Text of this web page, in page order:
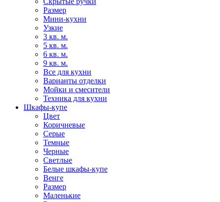
Размер
Мини-кухни
Узкие
3 кв. м.
5 кв. м.
6 кв. м.
9 кв. м.
Все для кухни
Варианты отделки
Мойки и смесители
Техника для кухни
Шкафы-купе
Цвет
Коричневые
Серые
Темные
Черные
Светлые
Белые шкафы-купе
Венге
Размер
Маленькие